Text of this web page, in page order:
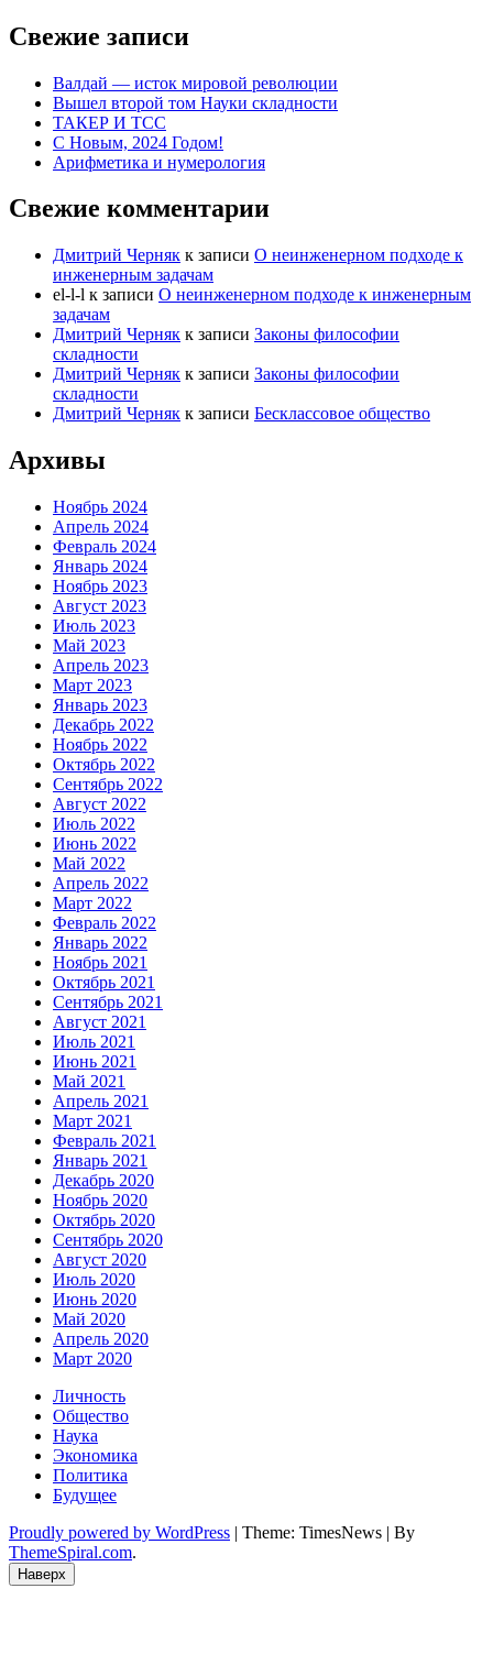
Свежие записи
Валдай — исток мировой революции
Вышел второй том Науки складности
ТАКЕР И ТСС
С Новым, 2024 Годом!
Арифметика и нумерология
Свежие комментарии
Дмитрий Черняк к записи О неинженерном подходе к
инженерным задачам
el-l-l к записи О неинженерном подходе к инженерным
задачам
Дмитрий Черняк к записи Законы философии
складности
Дмитрий Черняк к записи Законы философии
складности
Дмитрий Черняк к записи Бесклассовое общество
Архивы
Ноябрь 2024
Апрель 2024
Февраль 2024
Январь 2024
Ноябрь 2023
Август 2023
Июль 2023
Май 2023
Апрель 2023
Март 2023
Январь 2023
Декабрь 2022
Ноябрь 2022
Октябрь 2022
Сентябрь 2022
Август 2022
Июль 2022
Июнь 2022
Май 2022
Апрель 2022
Март 2022
Февраль 2022
Январь 2022
Ноябрь 2021
Октябрь 2021
Сентябрь 2021
Август 2021
Июль 2021
Июнь 2021
Май 2021
Апрель 2021
Март 2021
Февраль 2021
Январь 2021
Декабрь 2020
Ноябрь 2020
Октябрь 2020
Сентябрь 2020
Август 2020
Июль 2020
Июнь 2020
Май 2020
Апрель 2020
Март 2020
Личность
Общество
Наука
Экономика
Политика
Будущее
Proudly powered by WordPress | Theme: TimesNews | By
ThemeSpiral.com.
Наверх